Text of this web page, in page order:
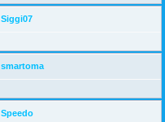
Siggi07
smartoma
Speedo